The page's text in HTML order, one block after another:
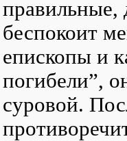
правильные,
беспокоит
епископы и
погибели”,
суровой.